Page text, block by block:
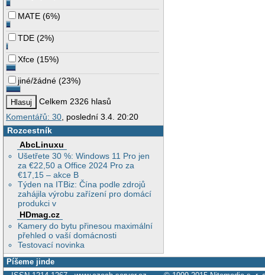
MATE (6%)
TDE (2%)
Xfce (15%)
jiné/žádné (23%)
Celkem 2326 hlasů
Komentářů: 30 , poslední 3.4. 20:20
Rozcestník
AbcLinuxu
Ušetřete 30 %: Windows 11 Pro jen
za €22,50 a Office 2024 Pro za
€17,15 – akce B
Týden na ITBiz: Čína podle zdrojů
zahájila výrobu zařízení pro domácí
produkci v
HDmag.cz
Kamery do bytu přinesou maximální
přehled o vaší domácnosti
Testovací novinka
Píšeme jinde